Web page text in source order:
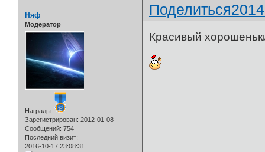
Поделиться
Няф
Модератор
Награды:
Зарегистрирован: 2012-01-08
Сообщений: 754
Последний визит:
2016-10-17 23:08:31
Красивый